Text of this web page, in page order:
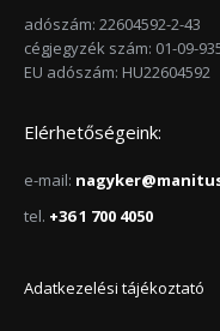
adószám: 22604592-2-43
cégjegyzék szám: 01-09-
EU adószám: HU22604592
Elérhetőségeink:
e-mail:
tel. +36 1 700 4050
Adatkezelési tájékoztató